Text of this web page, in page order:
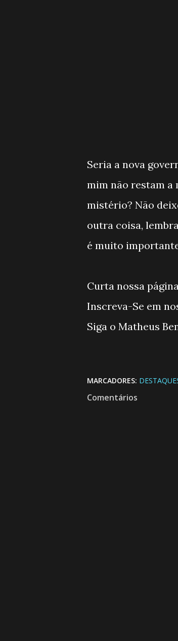
Seria a nova
mim não restam a
mistério? Não
outra coisa,
é muito
Curta nossa
Inscreva-Se em
Siga o Matheus
MARCADORES:
Comentários